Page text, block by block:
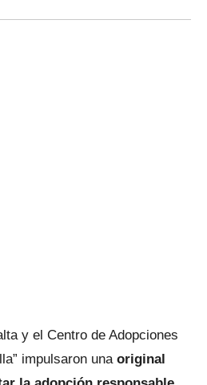
y el Centro de Adopciones
impulsaron unaoriginal